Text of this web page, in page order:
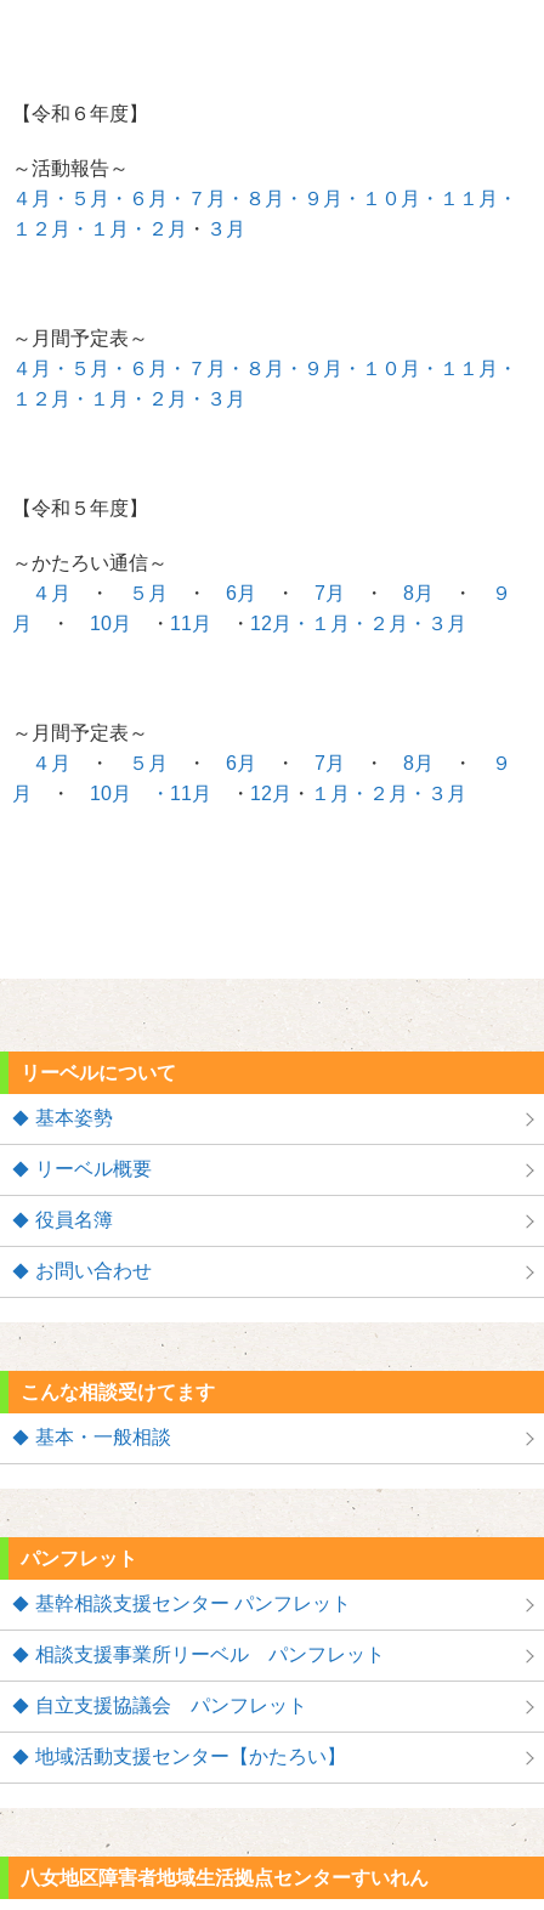
【令和６年度】
～活動報告～
４月・ ５月・ ６月・ ７月・ ８月・ ９月・ １０月
・１１月・
１２月・ １月 ・２月 ・ ３月
～月間予定表～
４月・ ５月・ ６月・ ７月・ ８月・ ９月・ １０月・ １１月・
１２月・ １月・ ２月・ ３月
【令和５年度】
～かたろい通信～
４月
・ ５月 ・ 6月 ・ 7月 ・ 8月 ・
９
月
・ 10月 ・ 11月 ・ 12月・ １月 ・２月・ ３月
～月間予定表～
４月
・ ５月 ・ 6月 ・ 7月 ・ 8月 ・
９
月
・ 10月 ・ 11月 ・ 12月 ・ １月 ・２月・ ３月
リーベルについて
基本姿勢
リーベル概要
役員名簿
お問い合わせ
こんな相談受けてます
基本・一般相談
パンフレット
基幹相談支援センター パンフレット
相談支援事業所リーベル パンフレット
自立支援協議会 パンフレット
地域活動支援センター【かたろい】
八女地区障害者地域生活拠点センターすいれん